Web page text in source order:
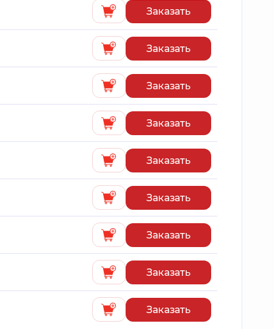
Заказать
Заказать
Заказать
Заказать
Заказать
Заказать
Заказать
Заказать
Заказать